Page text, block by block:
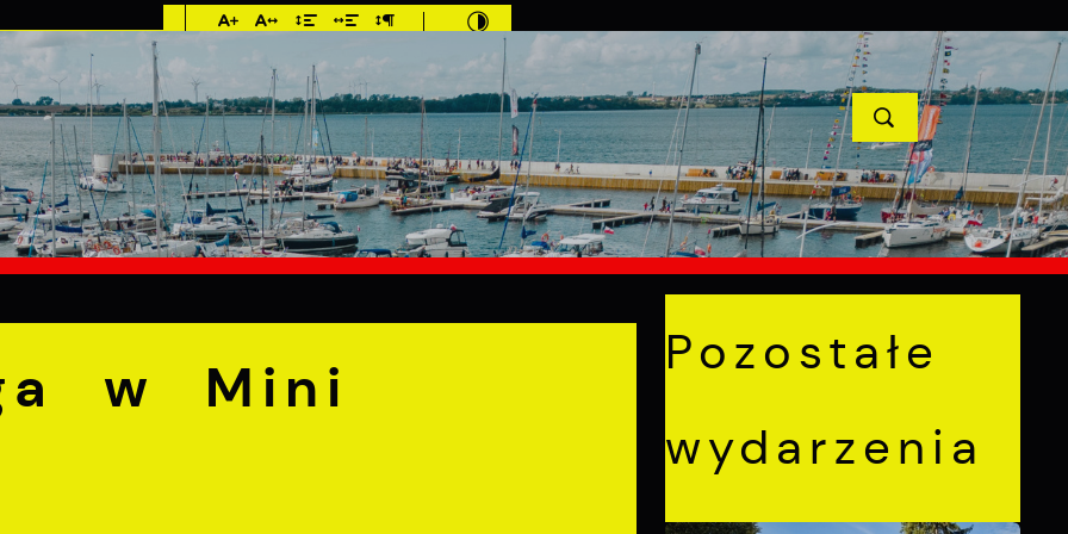
Imieniny: Sława,
Jakub, Stefan
MIESZKANIEC TURYSTYKA INWESTYCJE PROJEKTY UNIJNE KONTAKT
Siatkówce POPRZEDNI NASTĘPNY
w Mini
Pozostałe
wydarzenia